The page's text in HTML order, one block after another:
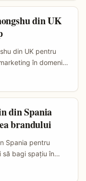
Piața kiwi
inovație și
sunt activi pedin UK
din UK pentru
în domeniul
de utilizatori au
chineză care a
pasionaților de
din Spania
brandului
Spania pentru
să bagi spațiu în